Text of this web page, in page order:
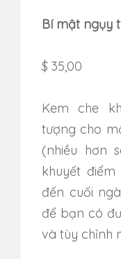
Bí mật ngụy
$ 35,00
Kem che
tượng cho
(nhiều hơn
khuyết
đến cuối
để bạn có
và tùy chỉnh